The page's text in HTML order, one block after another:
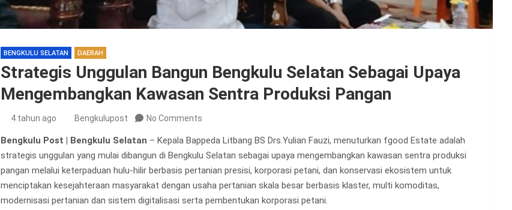
BENGKULU SELATAN DAERAH
Strategis Unggulan Bangun Bengkulu Selatan Sebagai Upaya
Mengembangkan Kawasan Sentra Produksi Pangan
4 tahun ago Bengkulupost No Comments
Bengkulu Post | Bengkulu Selatan – Kepala Bappeda Litbang BS Drs.Yulian Fauzi, menuturkan fgood Estate adalah
strategis unggulan yang mulai dibangun di Bengkulu Selatan sebagai upaya mengembangkan kawasan sentra produksi
pangan melalui keterpaduan hulu-hilir berbasis pertanian presisi, korporasi petani, dan konservasi ekosistem untuk
menciptakan kesejahteraan masyarakat dengan usaha pertanian skala besar berbasis klaster, multi komoditas,
modernisasi pertanian dan sistem digitalisasi serta pembentukan korporasi petani.